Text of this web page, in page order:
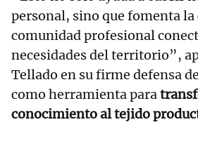
personal, sino que fomenta la
comunidad profesional
necesidades del territorio”,
Tellado en su firme defensa
como herramienta para
conocimiento al tejido